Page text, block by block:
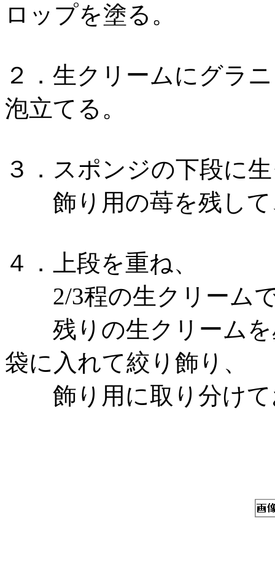
ロップを塗る。
２．生クリームにグラ
泡立てる。
３．スポンジの下段に
飾り用の苺を残して
４．上段を重ね、
2/3程の生クリームで
残りの生クリームを
袋に入れて絞り飾り、
飾り用に取り分けて